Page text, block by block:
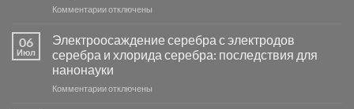
основе
группы
Комментариик
фотокаталитической
активности
Хлорида
Серебра-
отключены
06
Июл
Электроосаждение серебра с электродов
серебра и хлорида серебра: последствия для
нанонауки
Комментариикотключены